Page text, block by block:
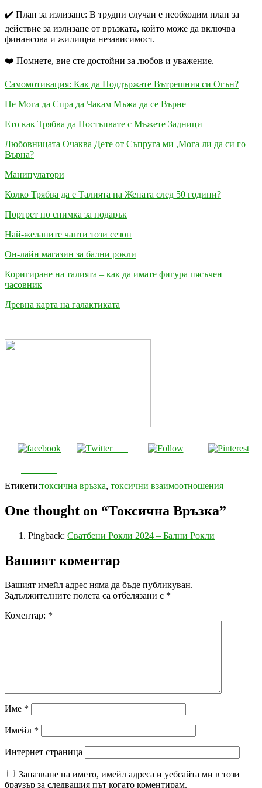
✔️ План за излизане: В трудни случаи е необходим план за
действие за излизане от връзката, който може да включва
финансова и жилищна независимост.
❤️ Помнете, вие сте достойни за любов и уважение.
Самомотивация: Как да Поддържате Вътрешния си Огън?
Не Мога да Спра да Чакам Мъжа да се Върне
Ето как Трябва да Постъпвате с Мъжете Задници
Любовницата Очаква Дете от Съпруга ми ,Мога ли да си го
Върна?
Манипулатори
Колко Трябва да е Талията на Жената след 50 години?
Портрет по снимка за подарък
Най-желаните чанти този сезон
Он-лайн магазин за бални рокли
Коригиране на талията – как да имате фигура пясъчен
часовник
Древна карта на галактиката
Post
Етикети:токсична връзка, токсични взаимоотношения
One thought on “Токсична Връзка”
Pingback: Сватбени Рокли 2024 – Бални Рокли
Вашият коментар
Вашият имейл адрес няма да бъде публикуван.
Задължителните полета са отбелязани с *
Коментар: *
Име *
Имейл *
Интернет страница
Запазване на името, имейл адреса и уебсайта ми в този
браузър за следващия път когато коментирам.